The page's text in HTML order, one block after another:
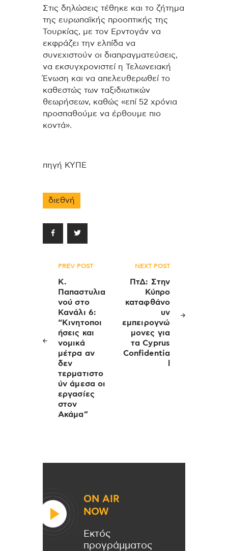
Στις δηλώσεις τέθηκε και το ζήτημα
της ευρωπαϊκής προοπτικής της
Τουρκίας, με τον Ερντογάν να
εκφράζει την ελπίδα να
συνεχιστούν οι διαπραγματεύσεις,
να εκσυγχρονιστεί η Τελωνειακή
Ένωση και να απελευθερωθεί το
καθεστώς των ταξιδιωτικών
θεωρήσεων, καθώς «επί 52 χρόνια
προσπαθούμε να έρθουμε πιο
κοντά».
πηγή ΚΥΠΕ
διεθνή
Πλοήγηση
άρθρων
PREV POST
Κ.
Παπαστυλια
νού στο
Κανάλι 6:
“Κινητοποι
ήσεις και
νομικά
μέτρα αν
δεν
τερματιστο
ύν άμεσα οι
εργασίες
στον
Ακάμα”
NEXT POST
ΠτΔ: Στην
Κύπρο
καταφθάνο
υν
εμπειρογνώ
μονες για
τα Cyprus
Confidentia
ON AIR
NOW
Εκτός
προγράμματος